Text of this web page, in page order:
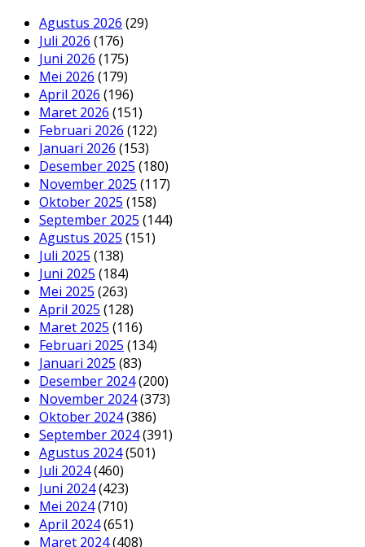
Agustus 2026 (29)
Juli 2026 (176)
Juni 2026 (175)
Mei 2026 (179)
April 2026 (196)
Maret 2026 (151)
Februari 2026 (122)
Januari 2026 (153)
Desember 2025 (180)
November 2025 (117)
Oktober 2025 (158)
September 2025 (144)
Agustus 2025 (151)
Juli 2025 (138)
Juni 2025 (184)
Mei 2025 (263)
April 2025 (128)
Maret 2025 (116)
Februari 2025 (134)
Januari 2025 (83)
Desember 2024(200)
November 2024(373)
Oktober 2024(386)
September 2024(391)
Agustus 2024(501)
Juli 2024(460)
Juni 2024(423)
Mei 2024(710)
April 2024(651)
Maret 2024(408)